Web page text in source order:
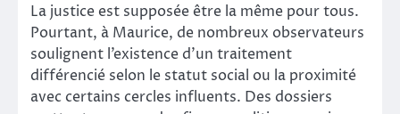
La justice est supposée être la même pour tous.
Pourtant, à Maurice, de nombreux observateurs
soulignent l’existence d’un traitement
différencié selon le statut social ou la proximité
avec certains cercles influents. Des dossiers